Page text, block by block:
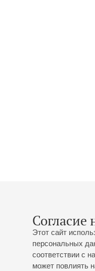
Согласие
Этот сайт
персональных
соответствии с
может повлиять